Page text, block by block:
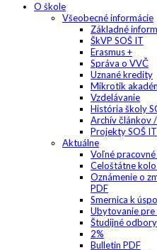
O škole
Všeobecné informácie
Základné
ŠkVP SOŠ IT
Erasmus +
Správa o VVČ
Uznané kredity
Mikrotik
Vzdelávanie
História školy
Archív článkov
Projekty SOŠ IT
Aktuálne
Voľné
Celoštátne kolo
Oznámenie o
PDF
Smernica k
Ubytovanie
Študijné odbory
2%
Bulletin PDF